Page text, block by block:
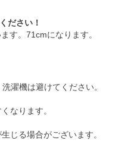
ださい！
す。71cmになります。
濯機は避けてください。
なります。
じる場合がございます。